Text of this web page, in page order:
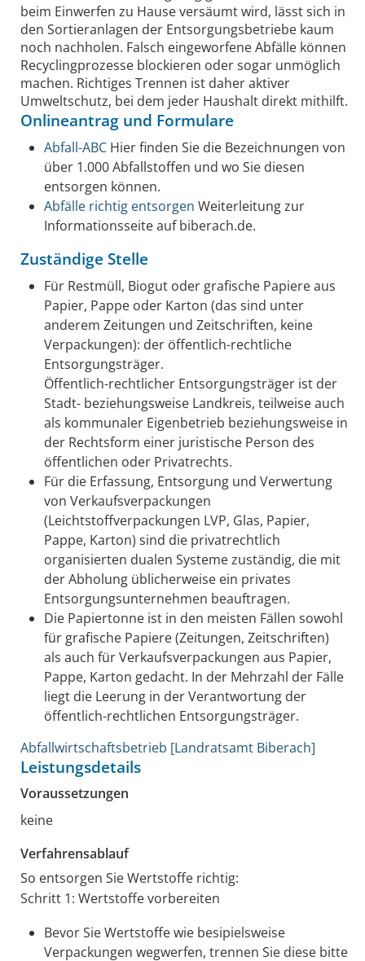
beim Einwerfen zu Hause versäumt wird, lässt sich in
den Sortieranlagen der Entsorgungsbetriebe kaum
noch nachholen. Falsch eingeworfene Abfälle können
Recyclingprozesse blockieren oder sogar unmöglich
machen. Richtiges Trennen ist daher aktiver
Umweltschutz, bei dem jeder Haushalt direkt mithilft.
Onlineantrag und Formulare
Abfall-ABC Hier finden Sie die Bezeichnungen von
über 1.000 Abfallstoffen und wo Sie diesen
entsorgen können.
Abfälle richtig entsorgen Weiterleitung zur
Informationsseite auf biberach.de.
Zuständige Stelle
Für Restmüll, Biogut oder grafische Papiere aus
Papier, Pappe oder Karton (das sind unter
anderem Zeitungen und Zeitschriften, keine
Verpackungen): der öffentlich-rechtliche
Entsorgungsträger.
Öffentlich-rechtlicher Entsorgungsträger ist der
Stadt- beziehungsweise Landkreis, teilweise auch
als kommunaler Eigenbetrieb beziehungsweise in
der Rechtsform einer juristische Person des
öffentlichen oder Privatrechts.
Für die Erfassung, Entsorgung und Verwertung
von Verkaufsverpackungen
(Leichtstoffverpackungen LVP, Glas, Papier,
Pappe, Karton) sind die privatrechtlich
organisierten dualen Systeme zuständig, die mit
der Abholung üblicherweise ein privates
Entsorgungsunternehmen beauftragen.
Die Papiertonne ist in den meisten Fällen sowohl
für grafische Papiere (Zeitungen, Zeitschriften)
als auch für Verkaufsverpackungen aus Papier,
Pappe, Karton gedacht. In der Mehrzahl der Fälle
liegt die Leerung in der Verantwortung der
öffentlich-rechtlichen Entsorgungsträger.
Abfallwirtschaftsbetrieb [Landratsamt Biberach]
Leistungsdetails
Voraussetzungen
keine
Verfahrensablauf
So entsorgen Sie Wertstoffe richtig:
Schritt 1: Wertstoffe vorbereiten
Bevor Sie Wertstoffe wie besipielsweise
Verpackungen wegwerfen, trennen Sie diese bitte